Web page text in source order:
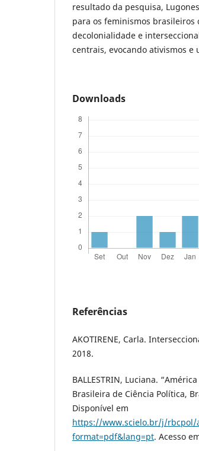
resultado da pesquisa,
para os feminismos brasileiros
decolonialidade e
centrais, evocando ativismos e
Downloads
Referências
AKOTIRENE, Carla.
2018.
BALLESTRIN, Luciana.
Brasileira de Ciência Política,
Disponível em
https://www.scielo.br/j/rbcpol/
format=pdf&lang=pt. Acesso